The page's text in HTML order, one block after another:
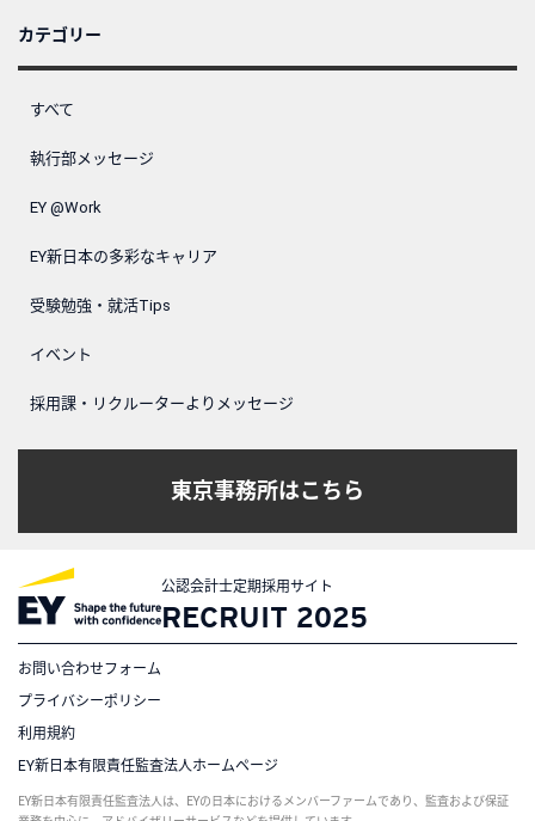
カテゴリー
すべて
執行部メッセージ
EY @Work
EY新日本の多彩なキャリア
受験勉強・就活Tips
イベント
採用課・リクルーターよりメッセージ
東京事務所はこちら
公認会計士定期採用サイト
RECRUIT 2025
お問い合わせフォーム
プライバシーポリシー
利用規約
EY新日本有限責任監査法人ホームページ
EY新日本有限責任監査法人は、EYの日本におけるメンバーファームであり、監査および保証